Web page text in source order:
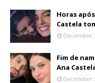
Horas
Castela
December
Fim de
Ana
December